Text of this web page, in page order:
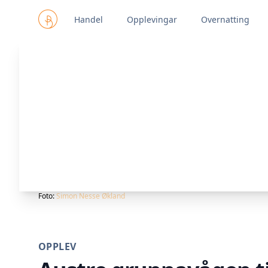
Handel Opplevingar Overnatting
Foto:Simon Nesse Økland
OPPLEV